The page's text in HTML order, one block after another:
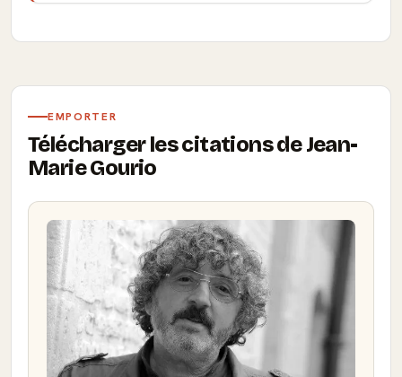
EMPORTER
Télécharger les citations de Jean-
Marie Gourio